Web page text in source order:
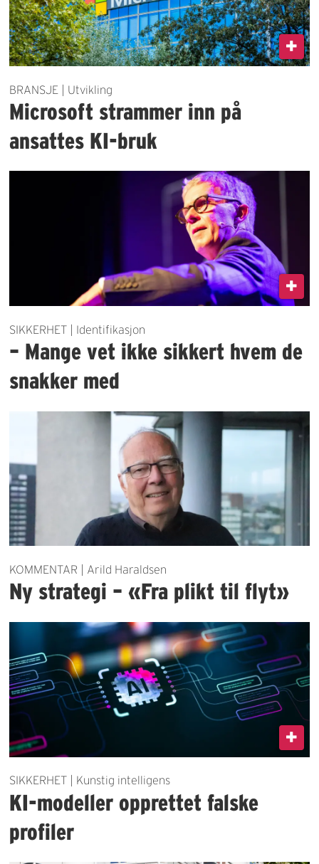
BRANSJE | Utvikling
Microsoft strammer inn på
ansattes KI-bruk
SIKKERHET | Identifikasjon
– Mange vet ikke sikkert hvem de
snakker med
KOMMENTAR | Arild Haraldsen
Ny strategi – «Fra plikt til flyt»
SIKKERHET | Kunstig intelligens
KI-modeller opprettet falske
profiler